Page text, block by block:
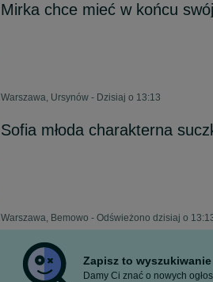
Mirka chce mieć w końcu
Warszawa, Ursynów - Dzisiaj o 13:13
Sofia młoda charakterna
Warszawa, Bemowo - Odświeżono dzisiaj o
Zapisz to wyszukiwanie
Damy Ci znać o nowych